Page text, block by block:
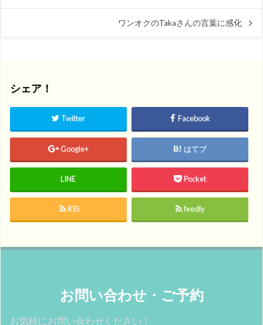
ワンオクのTakaさんの言葉に感化
シェア！
Twitter Facebook
Google+ はてブ
LINE Pocket
RSS feedly
お問い合わせ・ご予約
お気軽にお問い合わせください！